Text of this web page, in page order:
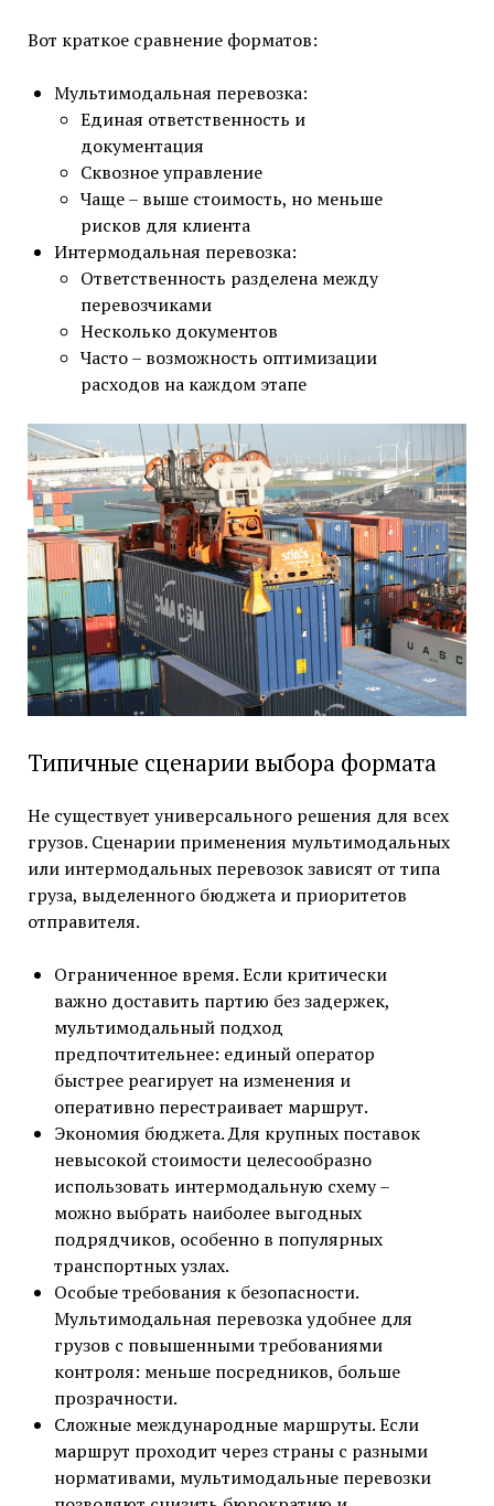
Вот краткое сравнение форматов:
Мультимодальная перевозка:
Единая ответственность и
документация
Сквозное управление
Чаще – выше стоимость, но меньше
рисков для клиента
Интермодальная перевозка:
Ответственность разделена между
перевозчиками
Несколько документов
Часто – возможность оптимизации
расходов на каждом этапе
Типичные сценарии выбора формата
Не существует универсального решения для всех
грузов. Сценарии применения мультимодальных
или интермодальных перевозок зависят от типа
груза, выделенного бюджета и приоритетов
отправителя.
Ограниченное время. Если критически
важно доставить партию без задержек,
мультимодальный подход
предпочтительнее: единый оператор
быстрее реагирует на изменения и
оперативно перестраивает маршрут.
Экономия бюджета. Для крупных поставок
невысокой стоимости целесообразно
использовать интермодальную схему –
можно выбрать наиболее выгодных
подрядчиков, особенно в популярных
транспортных узлах.
Особые требования к безопасности.
Мультимодальная перевозка удобнее для
грузов с повышенными требованиями
контроля: меньше посредников, больше
прозрачности.
Сложные международные маршруты. Если
маршрут проходит через страны с разными
нормативами, мультимодальные перевозки